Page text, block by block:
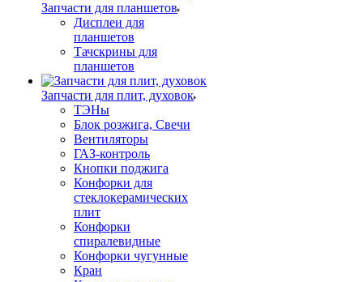
Запчасти для планшетов
Дисплеи для
планшетов
Тачскрины для
планшетов
Запчасти для плит, духовок
ТЭНы
Блок розжига, Свечи
Вентиляторы
ГАЗ-контроль
Кнопки поджига
Конфорки для
стеклокерамических
плит
Конфорки
спиралевидные
Конфорки чугунные
Кран